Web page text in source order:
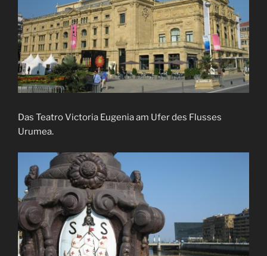
Das Teatro Victoria Eugenia am Ufer des Flusses
Urumea.